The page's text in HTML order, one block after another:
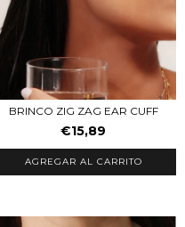
BRINCO ZIG ZAG EAR CUFF
€15,89
AGREGAR AL CARRITO